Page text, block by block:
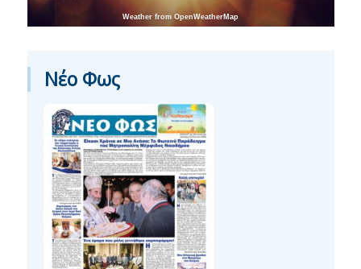
Weather from OpenWeatherMap
Νέο Φως